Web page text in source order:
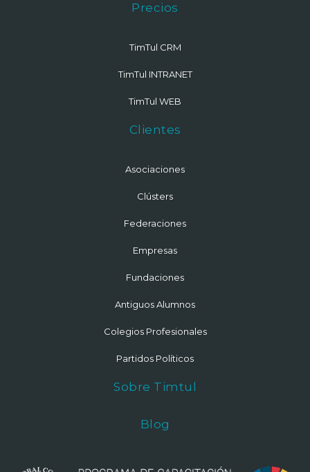
Precios
TimTul CRM
TimTul INTRANET
TimTul WEB
Clientes
Asociaciones
Clústers
Federaciones
Empresas
Fundaciones
Antiguos Alumnos
Colegios Profesionales
Partidos Políticos
Sobre Timtul
Blog